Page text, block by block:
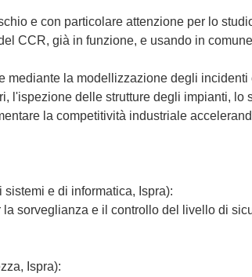
e con particolare attenzione per lo
CCR, già in funzione, e usando in comune
mediante la modellizzazione degli incidenti
l'ispezione delle strutture degli impianti, lo
la competitività industriale
e di informatica, Ispra):
sorveglianza e il controllo del livello di
Ispra):